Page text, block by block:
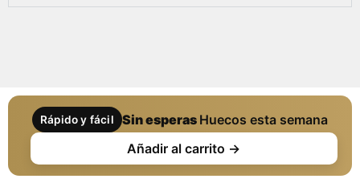
Rápido y fácil Sin esperas Huecos esta semana
Añadir al carrito →